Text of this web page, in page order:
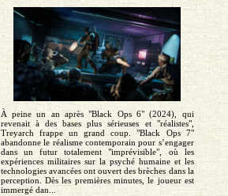
À peine un an après "Black Ops 6" (2024), qui
revenait à des bases plus sérieuses et "réalistes",
Treyarch frappe un grand coup. "Black Ops 7"
abandonne le réalisme contemporain pour s’engager
dans un futur totalement "imprévisible", où les
expériences militaires sur la psyché humaine et les
technologies avancées ont ouvert des brèches dans la
perception. Dès les premières minutes, le joueur est
immergé dan...